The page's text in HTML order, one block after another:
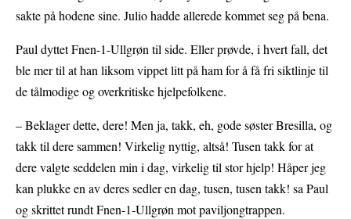
sakte på hodene sine. Julio hadde allerede kommet seg på bena.
Paul dyttet Fnen-1-Ullgrøn til side. Eller prøvde, i hvert fall, det
ble mer til at han liksom vippet litt på ham for å få fri siktlinje til
de tålmodige og overkritiske hjelpefolkene.
– Beklager dette, dere! Men ja, takk, eh, gode søster Bresilla, og
takk til dere sammen! Virkelig nyttig, altså! Tusen takk for at
dere valgte seddelen min i dag, virkelig til stor hjelp! Håper jeg
kan plukke en av deres sedler en dag, tusen, tusen takk! sa Paul
og skrittet rundt Fnen-1-Ullgrøn mot paviljongtrappen.